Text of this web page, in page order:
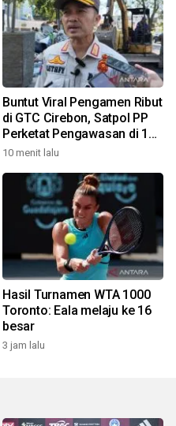
Buntut Viral Pengamen Ribut
di GTC Cirebon, Satpol PP
Perketat Pengawasan di 12
Titik Rawan
10 menit lalu
Hasil Turnamen WTA 1000
Toronto: Eala melaju ke 16
besar
3 jam lalu